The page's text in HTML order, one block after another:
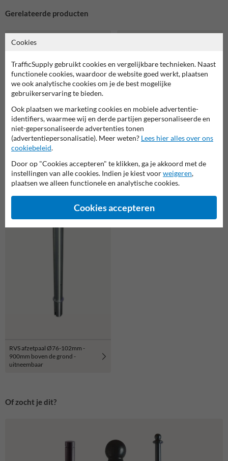
Gerelateerde producten
Parkeerpaal staal 70x70mm wit
rood - neerklapbaar met
bodemmontage
RVS afzetpaal Ø76-102mm -
900mm boven de grond -
uitneembaar
Of zocht je dit?
Cookies
TrafficSupply gebruikt cookies en vergelijkbare technieken. Naast
functionele cookies, waardoor de website goed werkt, plaatsen
we ook analytische cookies om je de best mogelijke
gebruikerservaring te bieden.
Ook plaatsen we marketing cookies en mobiele advertentie-
identifiers, waarmee wij en derde partijen gepersonaliseerde en
niet-gepersonaliseerde advertenties tonen
(advertentiepersonalisatie). Meer weten? Lees hier alles over ons
cookiebeleid.
Door op "Cookies accepteren" te klikken, ga je akkoord met de
instellingen van alle cookies. Indien je kiest voorweigeren,
plaatsen we alleen functionele en analytische cookies.
Cookies accepteren